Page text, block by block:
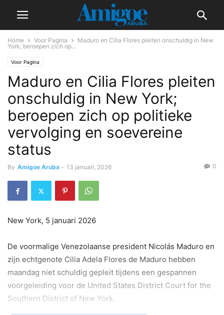
Home Voor Pagina
Maduro en Cilia Flores pleiten onschuldig in New
York; beroepen zich op...
Voor Pagina
Maduro en Cilia Flores pleiten
onschuldig in New York;
beroepen zich op politieke
vervolging en soevereine
status
By Amigoe Aruba - 13 januari, 2026 0
New York, 5 januari 2026
De voormalige Venezolaanse president Nicolás Maduro en
zijn echtgenote Cilia Adela Flores de Maduro hebben
maandag niet schuldig gepleit tijdens een gespannen
voorgeleiding voor de United States District Court for the
Southern District of New York.